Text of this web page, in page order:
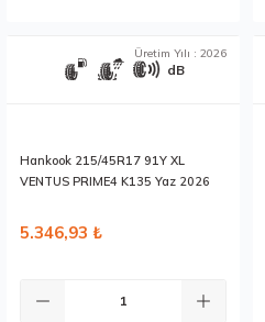
Üretim Yılı : 2026
dB
Hankook 215/45R17 91Y XL
VENTUS PRIME4 K135 Yaz 2026
5.346,93 ₺